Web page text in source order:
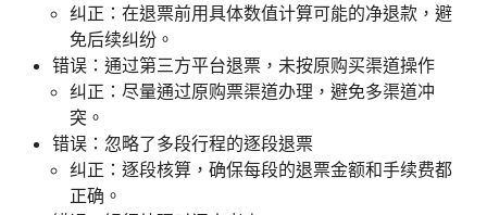
纠正：在退票前用具体数值计算可能的净退款，避
免后续纠纷。
错误：通过第三方平台退票，未按原购买渠道操作
纠正：尽量通过原购票渠道办理，避免多渠道冲
突。
错误：忽略了多段行程的逐段退票
纠正：逐段核算，确保每段的退票金额和手续费都
正确。